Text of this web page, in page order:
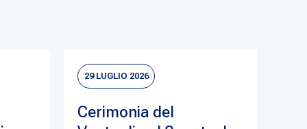
29 LUGLIO 2026
Cerimonia del